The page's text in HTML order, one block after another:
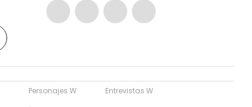
Personajes W
Entrevistas W